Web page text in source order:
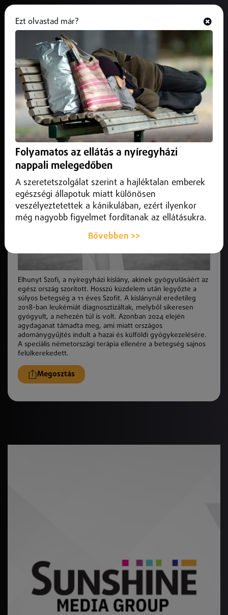
Nyugodj békében kicsi lány!
2025. december 03.
Elhunyt Szofi, a nyíregyházi kislány, akinek gyógyulásáért
az egész ország szorított.
Elhunyt Szofi, a nyíregyházi kislány, akinek gyógyulásáért az
egész ország szorított. Hosszú küzdelem után legyőzte a
súlyos betegség a 11 éves Szofit. A kislánynál eredetileg
2018-ban leukémiát diagnosztizáltak, melyből sikeresen
gyógyult, a nehezén túl is volt. Azonban 2024 elején
agydaganat támadta meg, ami miatt országos
adománygyűjtés indult a hazai és külföldi gyógykezelésére.
A speciális németországi terápia ellenére a betegség sajnos
felülkerekedett.
Megosztás
Ezt olvastad már?
Folyamatos az ellátás a nyíregyházi
nappali melegedőben
A szeretetszolgálat szerint a hajléktalan emberek
egészségi állapotuk miatt különösen
veszélyeztetettek a kánikulában, ezért ilyenkor
még nagyobb figyelmet fordítanak az ellátásukra.
Bővebben >>